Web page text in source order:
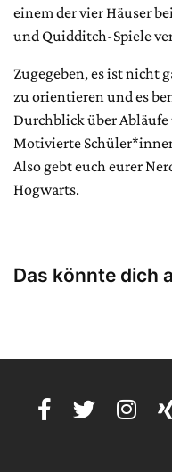
einem der vier Häuser
und Quidditch-Spiele
Zugegeben, es ist nicht
zu orientieren und es
Durchblick über
Motivierte
Also gebt euch eurer
Hogwarts.
Das könnte dich